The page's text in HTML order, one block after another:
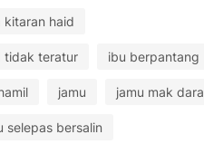
kitaran haid
tidak teratur ibu berpantang
jamu jamu mak dara
selepas bersalin